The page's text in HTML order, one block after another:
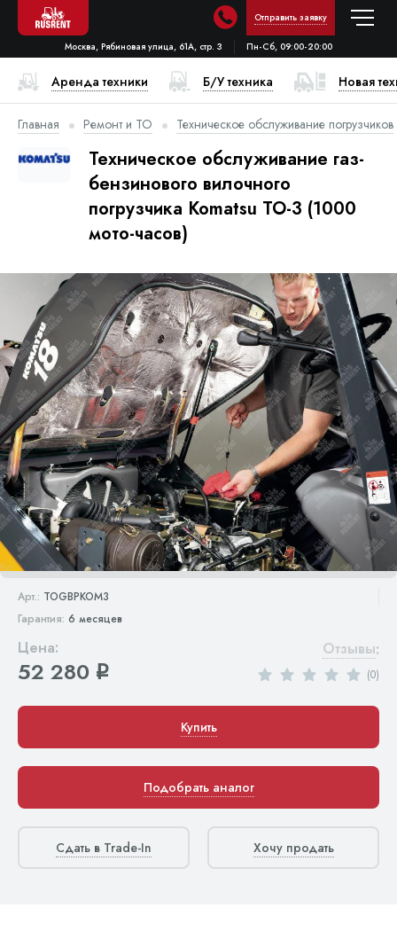
Отправить заявку
Москва, Рябиновая улица, 61А, стр. 3 Пн-Сб, 09:00-20:00
Аренда техники Б/У техника Новая
Главная Ремонт и ТО Техническое обслуживание погрузчиков
Техническое обслуживание газ-
бензинового вилочного
погрузчика Komatsu ТО-3 (1000
мото-часов)
Арт.: TOGBPKOM3
Гарантия: 6 месяцев
Цена:
52 280 q
Отзывы:
(0)
Купить
Подобрать аналог
Сдать в Trade-In Хочу продать